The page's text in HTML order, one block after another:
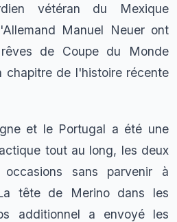
vétéran du Mexique
Manuel Neuer ont
de Coupe du Monde
chapitre de l'histoire récente
et le Portugal a été une
tout au long, les deux
sans parvenir à
tête de Merino dans les
additionnel a envoyé les